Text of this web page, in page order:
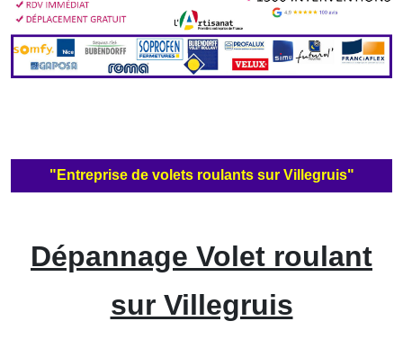
"Entreprise de volets roulants sur Villegruis"
Dépannage Volet roulant
sur Villegruis